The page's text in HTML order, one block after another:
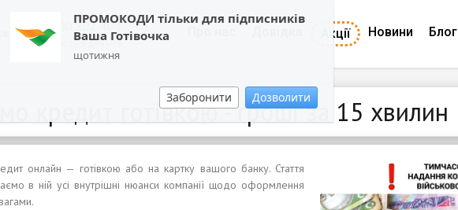
ПРОМОКОДИ тільки для підписників
Ваша Готівочка
щотижня
Заборонити Дозволити
0800 202 404
Зворотній дзвінок
Акції Новини Блог
кредит готівкою - гроші за 15 хвилин
онлайн — готівкою або на картку вашого банку. Стаття
в ній усі внутрішні нюанси компанії щодо оформлення